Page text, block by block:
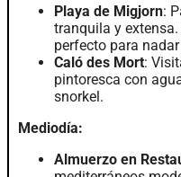
Playa de Migjorn:
tranquila y
perfecto para
Caló des Mort:
pintoresca con
snorkel.
Mediodía:
Almuerzo en